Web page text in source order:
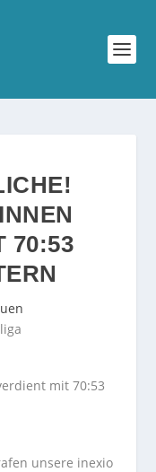
70:53
unsere inexio